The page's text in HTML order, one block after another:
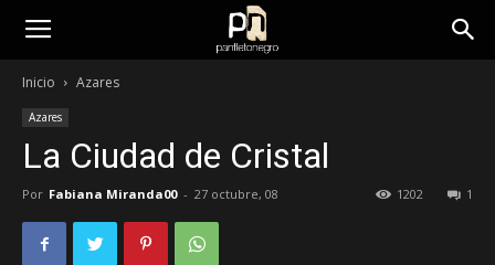
panfletonegro
Inicio Azares
Azares
La Ciudad de Cristal
Por Fabiana Miranda00 - 27 octubre, 08 1
1202